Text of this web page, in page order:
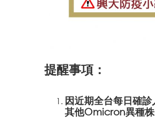
提醒事項：
因近期全台每日確
其他Omicron異種株